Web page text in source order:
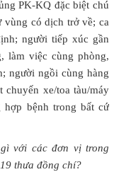
PK-KQ đặc biệt chú
vùng có dịch trở về; ca
người tiếp xúc gần
làm việc cùng phòng,
người ngồi cùng hàng
chuyến xe/toa tàu/máy
bệnh trong bất cứ
với các đơn vị trong
thưa đồng chí?